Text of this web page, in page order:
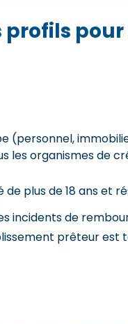
profils
(personnel,
les organismes de
plus de 18 ans et
incidents de
prêteur